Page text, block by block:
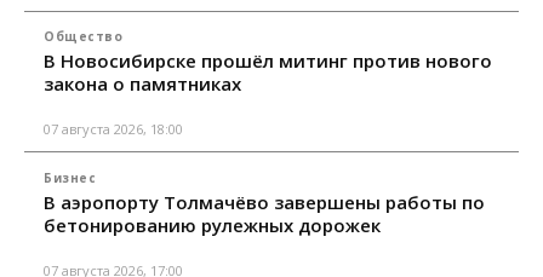
Общество
В Новосибирске прошёл митинг против нового
закона о памятниках
07 августа 2026, 18:00
Бизнес
В аэропорту Толмачёво завершены работы по
бетонированию рулежных дорожек
07 августа 2026, 17:00